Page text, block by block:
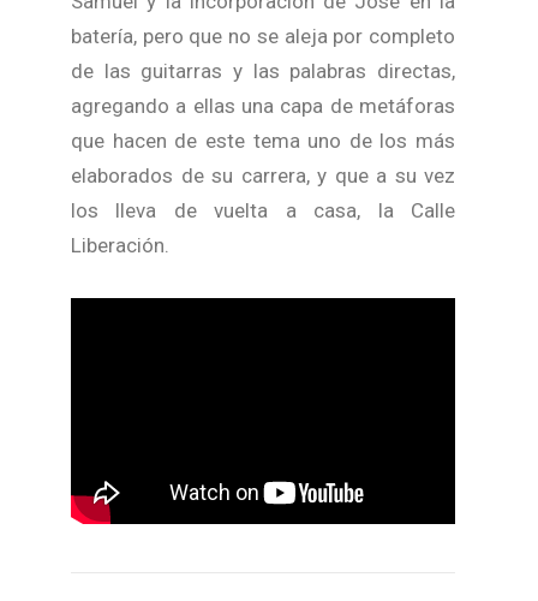
batería, pero que no se aleja por completo
de las guitarras y las palabras directas,
agregando a ellas una capa de metáforas
que hacen de este tema uno de los más
elaborados de su carrera, y que a su vez
los lleva de vuelta a casa, la Calle
Liberación.